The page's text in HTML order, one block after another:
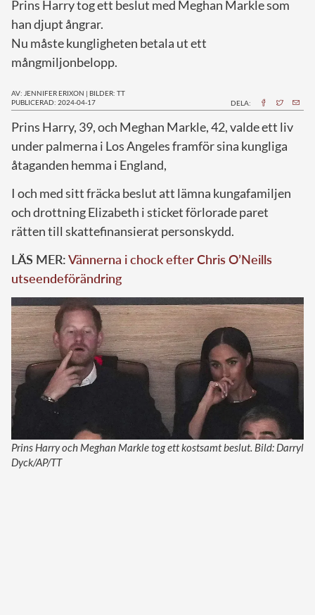
Prins Harry tog ett beslut med Meghan Markle som
han djupt ångrar.
Nu måste kungligheten betala ut ett
mångmiljonbelopp.
AV: JENNIFER ERIXON | BILDER: TT
PUBLICERAD: 2024-04-17
DELA:
Prins Harry, 39, och Meghan Markle, 42, valde ett liv
under palmerna i Los Angeles framför sina kungliga
åtaganden hemma i England,
I och med sitt fräcka beslut att lämna kungafamiljen
och drottning Elizabeth i sticket förlorade paret
rätten till skattefinansierat personskydd.
LÄS MER:Vännerna i chock efter Chris O’Neills
utseendeförändring
Prins Harry och Meghan Markle tog ett kostsamt beslut. Bild: Darryl
Dyck/AP/TT